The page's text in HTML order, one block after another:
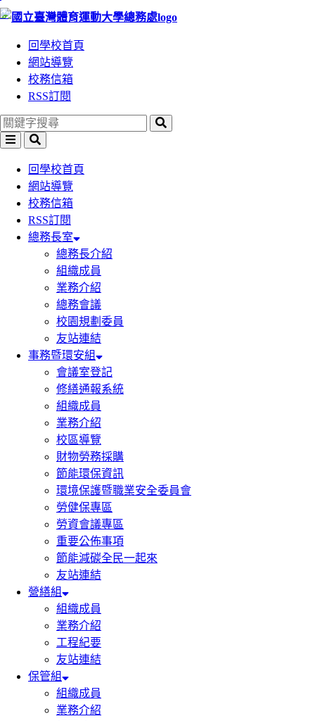
跳
區
塊
跳
區
塊
:::
回學校首頁
網站導覽
校務信箱
RSS訂閱
回學校首頁
網站導覽
校務信箱
RSS訂閱
總務長室
總務長介紹
組織成員
業務介紹
總務會議
校園規劃委員
友站連結
事務暨環安組
會議室登記
修繕通報系統
組織成員
業務介紹
校區導覽
財物勞務採購
節能環保資訊
環境保護暨職業安全委員會
勞健保專區
勞資會議專區
重要公佈事項
節能減碳全民一起來
友站連結
營繕組
組織成員
業務介紹
工程紀要
友站連結
保管組
組織成員
業務介紹